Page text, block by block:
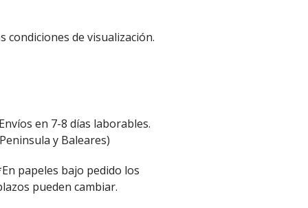
condiciones de visualización.
en 7-8 días laborables.
y Baleares)
papeles bajo pedido los
pueden cambiar.